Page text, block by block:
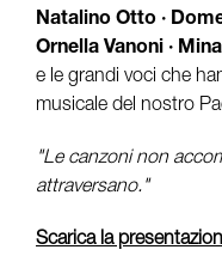
Natalino Otto ·
Ornella Vanoni ·
e le grandi voci che
musicale del nostro
"Le canzoni non
attraversano."
Scarica la